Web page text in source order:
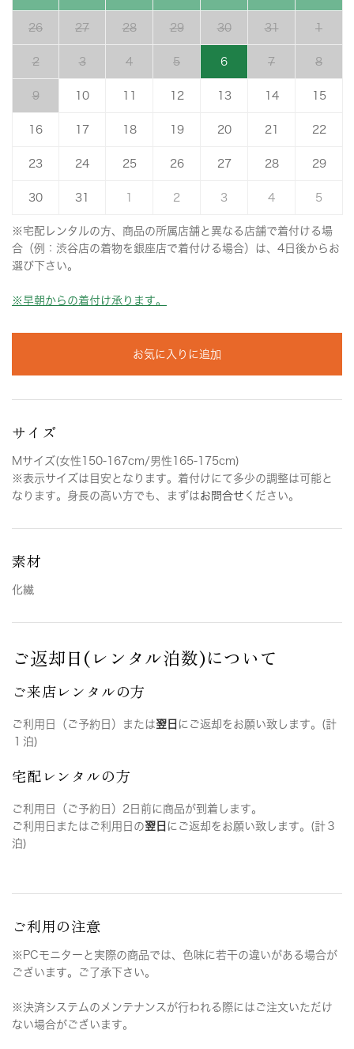
26 27 28 29 30 31 1
2 3 4 5 6 7 8
9 10 12 13 14 15
16 17 18 19 20 21 22
23 24 25 26 27 28 29
30 31 2 3 4 5
※宅配レンタルの方、商品の所属店舗と異なる店舗で着付ける場
合（例：渋谷店の着物を銀座店で着付ける場合）は、4日後からお
選び下さい。
※早朝からの着付け承ります。
お気に入りに追加
サイズ
Mサイズ(女性150-167cm/男性165-175cm)
※表示サイズは目安となります。着付けにて多少の調整は可能と
なります。身長の高い方でも、まずはお問合せ ください。
素材
化繊
ご返却日(レンタル泊数)について
ご来店レンタルの方
ご利用日（ご予約日）または翌日 にご返却をお願い致します。(計
１泊)
宅配レンタルの方
ご利用日（ご予約日）2日前に商品が到着します。
ご利用日またはご利用日の翌日 にご返却をお願い致します。(計３
泊)
ご利用の注意
※PCモニターと実際の商品では、色味に若干の違いがある場合が
ございます。ご了承下さい。
※決済システムのメンテナンスが行われる際にはご注文いただけ
ない場合がございます。